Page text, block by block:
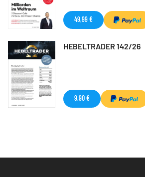
49,99 €
HEBELTRADER 142/26
9,90 €